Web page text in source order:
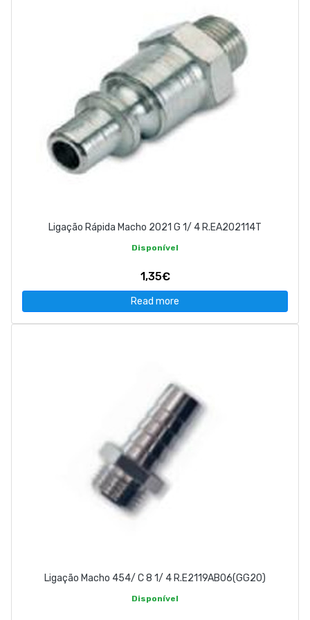
Ligação Rápida Macho 2021 G 1/ 4 R.EA202114T
Disponível
1,35€
Read more
Ligação Macho 454/ C 8 1/ 4 R.E2119AB06(GG20)
Disponível